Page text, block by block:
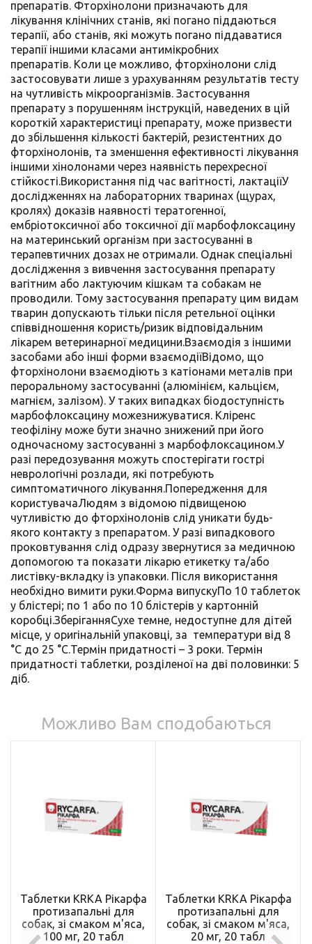
препаратів. Фторхінолони призначають для
лікування клінічних станів, які погано піддаються
терапії, або станів, які можуть погано піддаватися
терапії іншими класами антимікробних
препаратів. Коли це можливо, фторхінолони слід
застосовувати лише з урахуванням результатів тесту
на чутливість мікроорганізмів. Застосування
препарату з порушенням інструкцій, наведених в цій
короткій характеристиці препарату, може призвести
до збільшення кількості бактерій, резистентних до
фторхінолонів, та зменшення ефективності лікування
іншими хінолонами через наявність перехресної
стійкості.Використання під час вагітності, лактаціїУ
дослідженнях на лабораторних тваринах (щурах,
кролях) доказів наявності тератогенної,
ембріотоксичної або токсичної дії марбофлоксацину
на материнський організм при застосуванні в
терапевтичних дозах не отримали. Однак спеціальні
дослідження з вивчення застосування препарату
вагітним або лактуючим кішкам та собакам не
проводили. Тому застосування препарату цим видам
тварин допускають тільки після ретельної оцінки
співвідношення користь/ризик відповідальним
лікарем ветеринарної медицини.Взаємодія з іншими
засобами або інші форми взаємодіїВідомо, що
фторхінолони взаємодіють з катіонами металів при
пероральному застосуванні (алюмінієм, кальцієм,
магнієм, залізом). У таких випадках біодоступність
марбофлоксацину можезнижуватися. Кліренс
теофіліну може бути значно знижений при його
одночасному застосуванні з марбофлоксацином.У
разі передозування можуть спостерігати гострі
неврологічні розлади, які потребують
симптоматичного лікування.Попередження для
користувачаЛюдям з відомою підвищеною
чутливістю до фторхінолонів слід уникати будь-
якого контакту з препаратом. У разі випадкового
проковтування слід одразу звернутися за медичною
допомогою та показати лікарю етикетку та/або
листівку-вкладку із упаковки. Після використання
необхідно вимити руки.Форма випускуПо 10 таблеток
у блістері; по 1 або по 10 блістерів у картонній
коробці.ЗберіганняСухе темне, недоступне для дітей
місце, у оригінальній упаковці, за температури від 8
°С до 25 °С.Термін придатності – 3 роки. Термін
придатності таблетки, розділеної на дві половинки: 5
діб.
Можливо Вам сподобаються
Таблетки KRKA Рікарфа
протизапальні для
собак, зі смаком м'яса,
100 мг, 20 табл
Таблетки KRKA Рікарфа
протизапальні для
собак, зі смаком м'яса,
20 мг, 20 табл